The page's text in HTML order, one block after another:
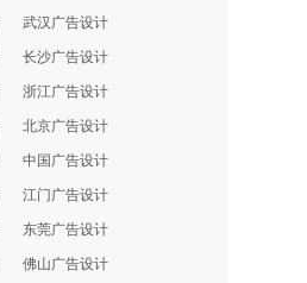
武汉广告设计
长沙广告设计
浙江广告设计
北京广告设计
中国广告设计
江门广告设计
东莞广告设计
佛山广告设计